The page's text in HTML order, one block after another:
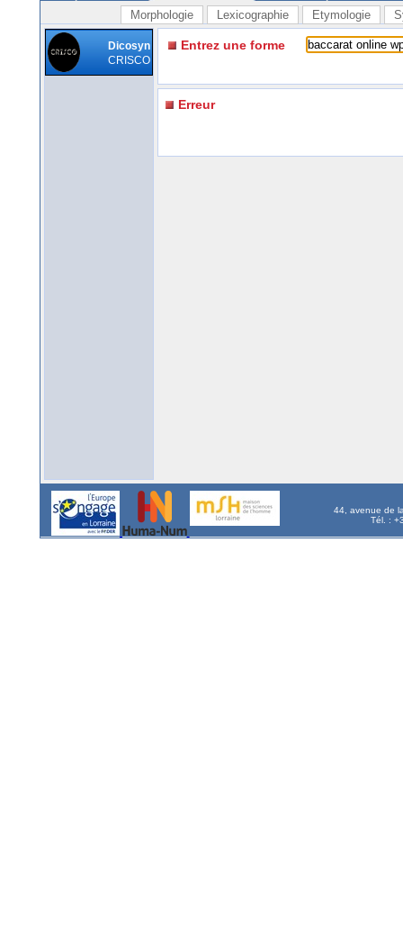
Morphologie Lexicographie Etymologie
Dicosyn
CRISCO
Entrez une forme
Erreur
44, avenue de
Tél. :